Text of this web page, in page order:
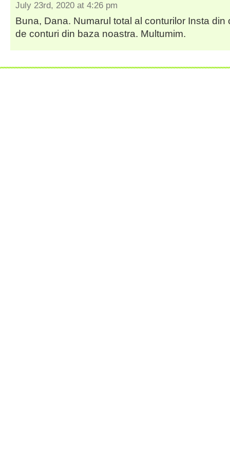
July 23rd, 2020 at 4:26 pm
Buna, Dana. Numarul total al conturilor Insta
de conturi din baza noastra. Multumim.